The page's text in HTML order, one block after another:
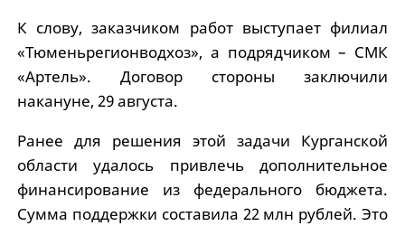
К слову, заказчиком работ выступает филиал
«Тюменьрегионводхоз», а подрядчиком – СМК
«Артель». Договор стороны заключили
накануне, 29 августа.
Ранее для решения этой задачи Курганской
области удалось привлечь дополнительное
финансирование из федерального бюджета.
Сумма поддержки составила 22 млн рублей. Это